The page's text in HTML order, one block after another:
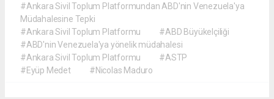
#Ankara Sivil Toplum Platformundan ABD'nin Venezuela'ya
Müdahalesine Tepki
#Ankara Sivil Toplum Platformu
#ABD Büyükelçiliği
#ABD'nin Venezuela'ya yönelik müdahalesi
#Ankara Sivil Toplum Platformu
#ASTP
#Eyüp Medet
#Nicolas Maduro